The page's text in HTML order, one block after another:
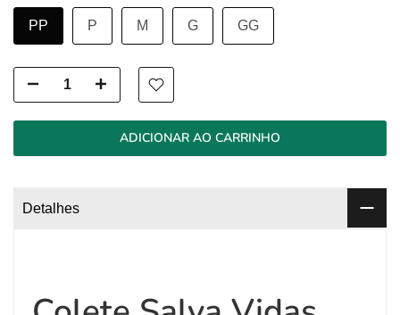
PP P M G GG
ADICIONAR AO CARRINHO
Detalhes